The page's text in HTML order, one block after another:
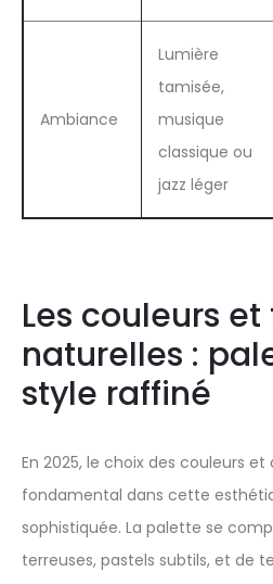
Ambiance
Lumière
tamisée,
musique
classique ou
jazz léger
Les couleurs
naturelles :
style raffiné
En 2025, le choix des couleurs
fondamental dans cette
sophistiquée. La palette se
terreuses, pastels subtils, et de